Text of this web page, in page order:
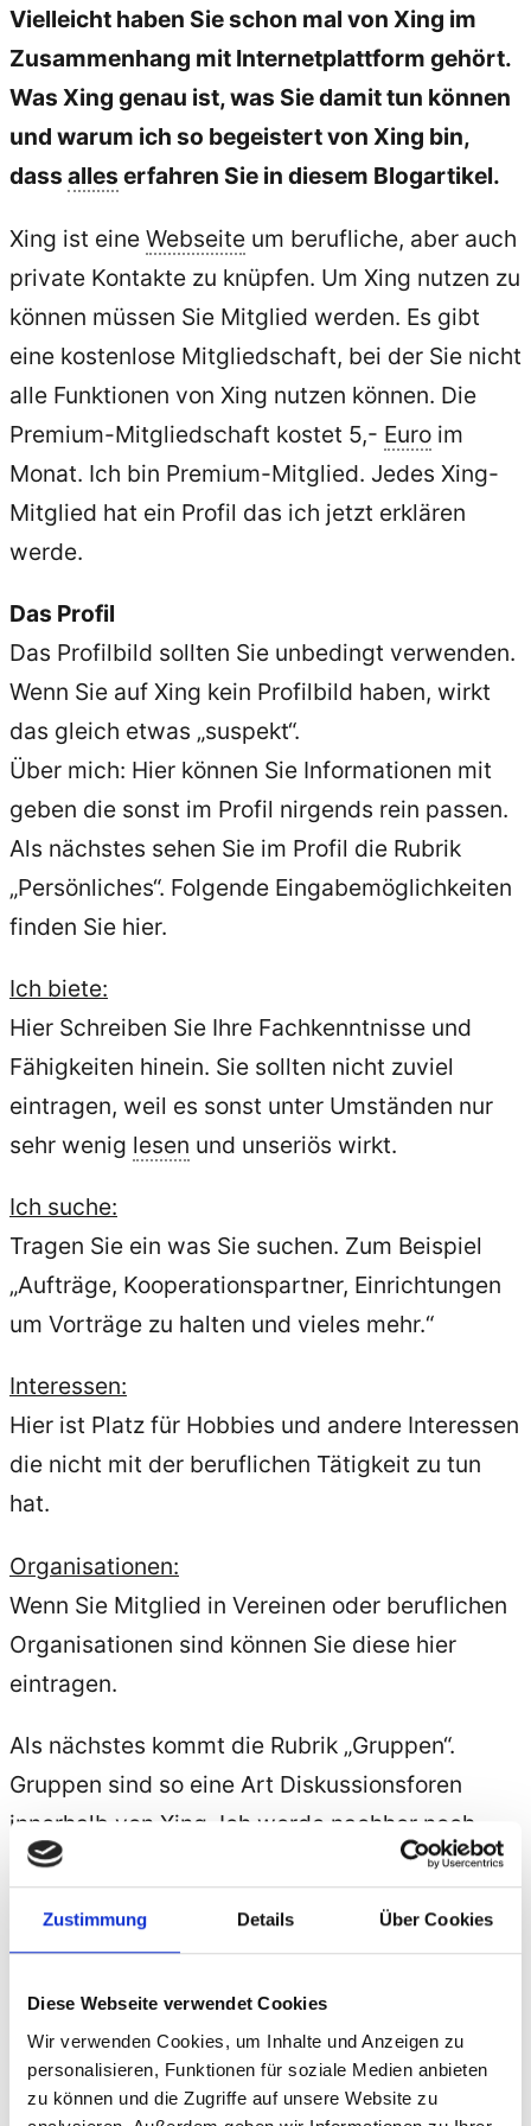
Zustimmung Details Über Cookies
Diese Webseite verwendet Cookies
Wir verwenden Cookies, um Inhalte und Anzeigen zu
personalisieren, Funktionen für soziale Medien anbieten
zu können und die Zugriffe auf unsere Website zu
Vielleicht haben Sie schon mal von Xing im
Zusammenhang mit Internetplattform gehört.
Was Xing genau ist, was Sie damit tun können
und warum ich so begeistert von Xing bin,
dass alles erfahren Sie in diesem Blogartikel.
Xing ist eine Webseite um berufliche, aber auch
private Kontakte zu knüpfen. Um Xing nutzen zu
können müssen Sie Mitglied werden. Es gibt
eine kostenlose Mitgliedschaft, bei der Sie nicht
alle Funktionen von Xing nutzen können. Die
Premium-Mitgliedschaft kostet 5,- Euro im
Monat. Ich bin Premium-Mitglied. Jedes Xing-
Mitglied hat ein Profil das ich jetzt erklären
werde.
Das Profil
Das Profilbild sollten Sie unbedingt verwenden.
Wenn Sie auf Xing kein Profilbild haben, wirkt
das gleich etwas „suspekt“.
Über mich: Hier können Sie Informationen mit
geben die sonst im Profil nirgends rein passen.
Als nächstes sehen Sie im Profil die Rubrik
„Persönliches“. Folgende Eingabemöglichkeiten
finden Sie hier.
Ich biete:
Hier Schreiben Sie Ihre Fachkenntnisse und
Fähigkeiten hinein. Sie sollten nicht zuviel
eintragen, weil es sonst unter Umständen nur
sehr wenig lesen und unseriös wirkt.
Ich suche:
Tragen Sie ein was Sie suchen. Zum Beispiel
„Aufträge, Kooperationspartner, Einrichtungen
um Vorträge zu halten und vieles mehr.“
Interessen:
Hier ist Platz für Hobbies und andere Interessen
die nicht mit der beruflichen Tätigkeit zu tun
hat.
Organisationen:
Wenn Sie Mitglied in Vereinen oder beruflichen
Organisationen sind können Sie diese hier
eintragen.
Als nächstes kommt die Rubrik „Gruppen“.
Gruppen sind so eine Art Diskussionsforen
innerhalb von Xing. Ich werde nachher noch
genauer darauf eingehen. Wenn Sie einer
In der Rubrik „Berufserfahrung“ können Sie
sämtlichen Angestelltenverhältnisse und Zeiten
in denen Sie selbstständig waren oder sind.
Schreiben Sie möglichst ausführlich was Sie im